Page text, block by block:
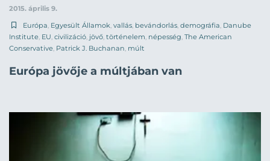
2015. április 9.
Európa, Egyesült Államok, vallás, bevándorlás, demográfia, Danube
Institute, EU, civilizáció, jövő, történelem, népesség, The American
Conservative, Patrick J. Buchanan, múlt
Európa jövője a múltjában van